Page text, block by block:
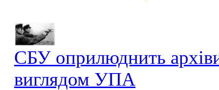
СБУ оприлюднить
виглядом УПА